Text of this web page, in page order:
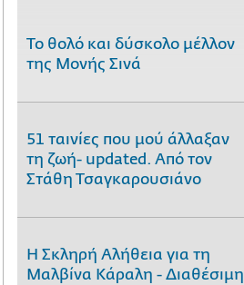
Το θολό και δύσκολο μέλλον
της Μονής Σινά
51 ταινίες που μού άλλαξαν
τη ζωή- updated. Aπό τον
Στάθη Τσαγκαρουσιάνο
Η Σκληρή Αλήθεια για τη
Μαλβίνα Κάραλη - Διαθέσιμη